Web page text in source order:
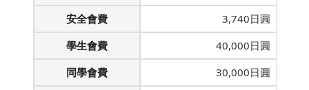
安全會費
3,740日圓
學生會費
40,000日圓
同學會費
30,000日圓